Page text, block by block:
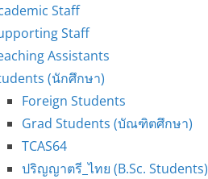
Staff
Staff
Assistants
(นักศึกษา)
Foreign Students
Grad Students (บัณฑิตศึกษา)
TCAS64
ปริญญาตรี_ไทย (B.Sc. Students)